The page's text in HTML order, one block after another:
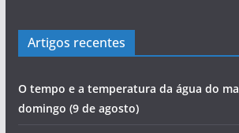
Artigos recentes
O tempo e a temperatura da água do
domingo (9 de agosto)